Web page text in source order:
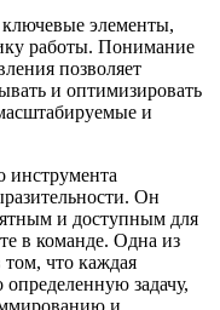
элементы,
работы. Понимание
позволяет
и оптимизировать
и
инструмента
Он
и доступным для
в команде. Одна из
что каждая
задачу,